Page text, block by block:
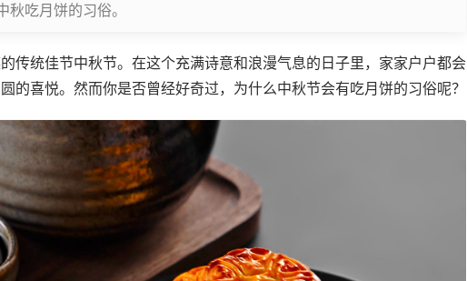
吃月饼的习俗。
传统佳节中秋节。在这个充满诗意和浪漫气息的日子里，家家户户都会
的喜悦。然而你是否曾经好奇过，为什么中秋节会有吃月饼的习俗呢？